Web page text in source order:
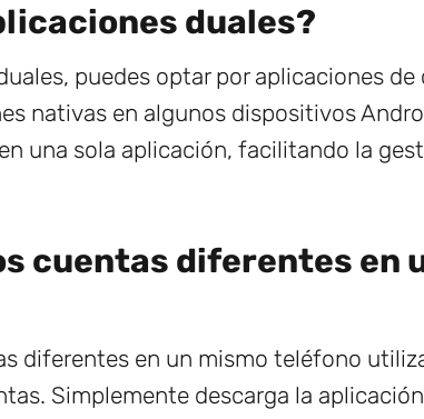
duales?
puedes optar por aplicaciones
nativas en algunos dispositivos
una sola aplicación, facilitando la
cuentas diferentes en
diferentes en un mismo teléfono
Simplemente descarga la